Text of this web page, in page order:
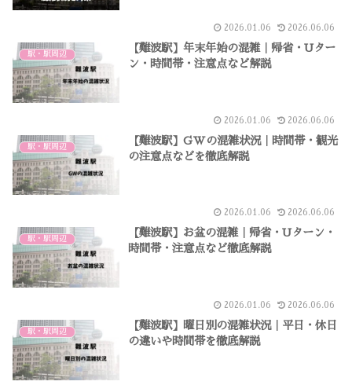
2026.01.06 2026.06.06
駅・駅周辺
【難波駅】年末年始の混雑｜帰省・Uター
ン・時間帯・注意点など解説
2026.01.06 2026.06.06
駅・駅周辺
【難波駅】GWの混雑状況｜時間帯・観光
の注意点などを徹底解説
2026.01.06 2026.06.06
駅・駅周辺
【難波駅】お盆の混雑｜帰省・Uターン・
時間帯・注意点など徹底解説
2026.01.06 2026.06.06
駅・駅周辺
【難波駅】曜日別の混雑状況｜平日・休日
の違いや時間帯を徹底解説